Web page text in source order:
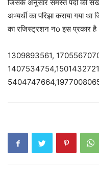
जिसके अनुसार समस्त पदों की
अभ्यर्थी का परिझा कराया गया
का रजिस्ट्रशन नo इस प्रकार है
1309893561,